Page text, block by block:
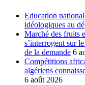
Education
idéologiques au
Marché des fruits
s’interrogent sur
de la demande 6
Compétitions
algériens
6 août 2026